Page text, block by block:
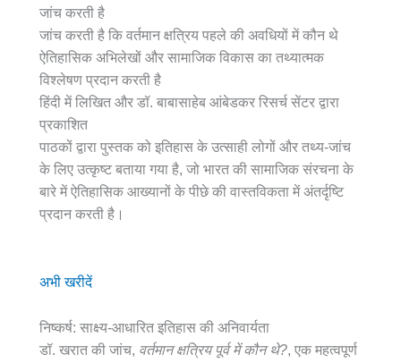
जांच करती है
जांच करती है कि वर्तमान क्षत्रिय पहले की अवधियों में कौन थे
ऐतिहासिक अभिलेखों और सामाजिक विकास का तथ्यात्मक
विश्लेषण प्रदान करती है
हिंदी में लिखित और डॉ. बाबासाहेब आंबेडकर रिसर्च सेंटर द्वारा
प्रकाशित
पाठकों द्वारा पुस्तक को इतिहास के उत्साही लोगों और तथ्य-जांच
के लिए उत्कृष्ट बताया गया है, जो भारत की सामाजिक संरचना के
बारे में ऐतिहासिक आख्यानों के पीछे की वास्तविकता में अंतर्दृष्टि
प्रदान करती है।
अभी खरीदें
निष्कर्ष: साक्ष्य-आधारित इतिहास की अनिवार्यता
डॉ. खरात की जांच, वर्तमान क्षत्रिय पूर्व में कौन थे?, एक महत्वपूर्ण